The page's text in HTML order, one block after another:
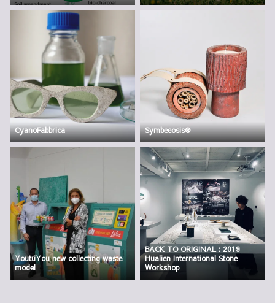
CyanoFabbrica Symbeeosis®
YoutúYou new collecting waste
model
BACK TO ORIGINAL : 2019
Hualien International Stone
Workshop